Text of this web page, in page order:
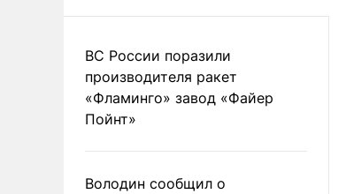
ВС России поразили
производителя ракет
«Фламинго» завод «Файер
Пойнт»
Володин сообщил о